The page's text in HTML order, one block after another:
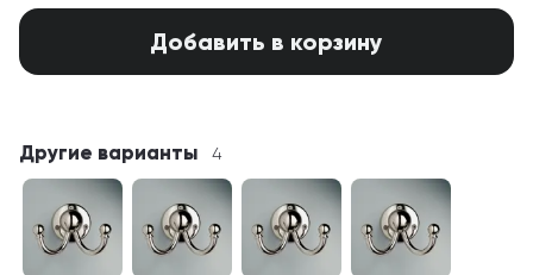
Добавить в корзину
Другие варианты 4